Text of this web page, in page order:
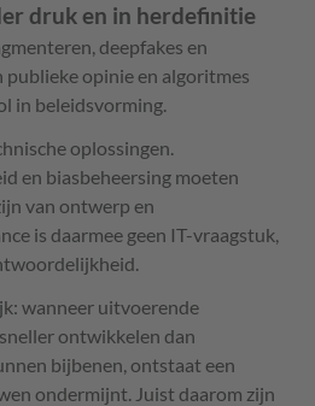
druk en in herdefinitie
deepfakes en
opinie en algoritmes
in beleidsvorming.
oplossingen.
en biasbeheersing moeten
van ontwerp en
is daarmee geen IT-vraagstuk,
wanneer uitvoerende
ontwikkelen dan
bijbenen, ontstaat een
ondermijnt. Juist daarom zijn